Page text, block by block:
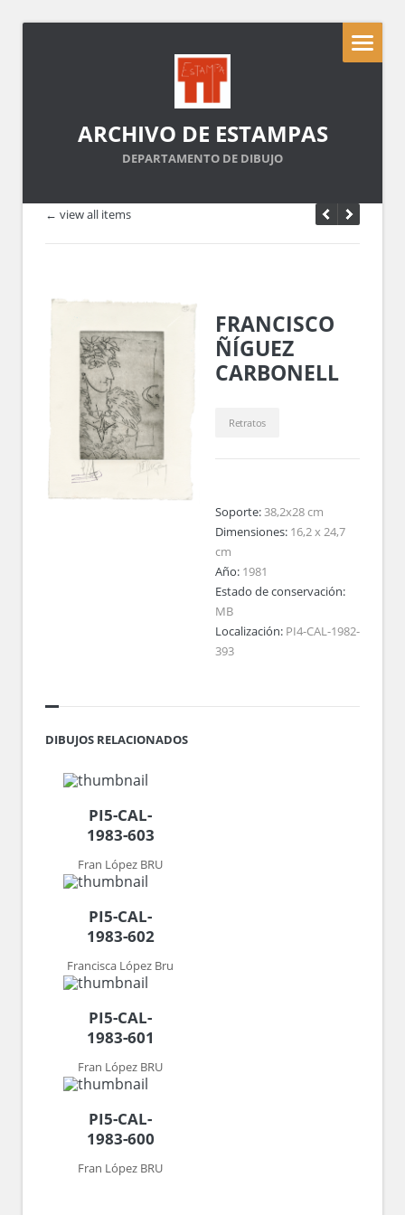
ARCHIVO DE ESTAMPAS
DEPARTAMENTO DE DIBUJO
← view all items
FRANCISCO
ÑÍGUEZ
CARBONELL
Retratos
Soporte:38,2x28 cm
Dimensiones: 16,2 x 24,7
cm
Año: 1981
Estado de conservación:
MB
Localización: PI4-CAL-1982-
393
DIBUJOS RELACIONADOS
PI5-CAL-
1983-603
Fran López BRU
PI5-CAL-
1983-602
Francisca López Bru
PI5-CAL-
1983-601
Fran López BRU
PI5-CAL-
1983-600
Fran López BRU